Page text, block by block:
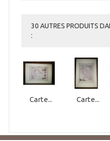
30 AUTRES PRODUITS
:
Carte... Carte...